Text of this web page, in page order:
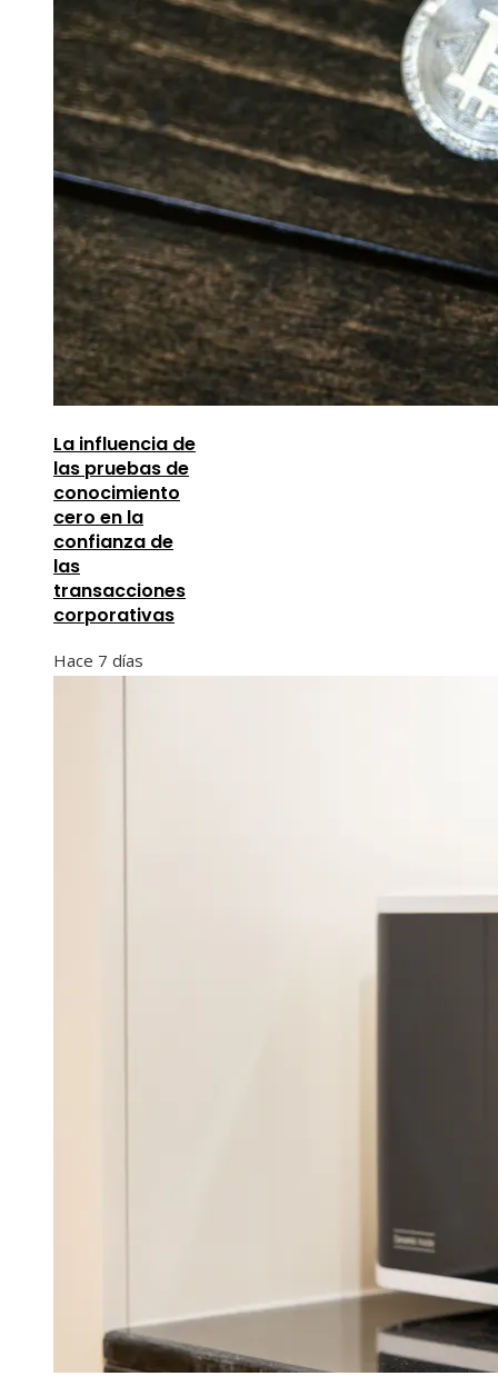
La influencia de
las pruebas de
conocimiento
cero en la
confianza de
las
transacciones
corporativas
Hace 7 días